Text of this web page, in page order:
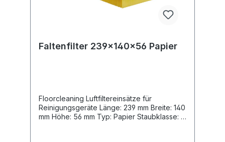
Faltenfilter 239x140x56 Papier
Floorcleaning Luftfiltereinsätze für
Reinigungsgeräte Länge: 239 mm Breite: 140
mm Höhe: 56 mm Typ: Papier Staubklasse: L